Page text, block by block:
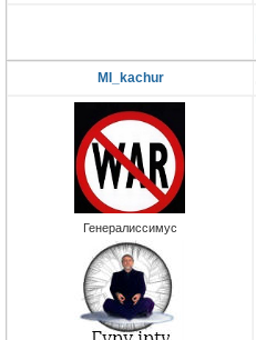
MI_kachur
Генералиссимус